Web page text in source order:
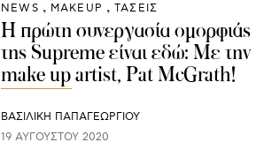
NEWS ΜAKEUP ΤΑΣΕΙΣ
Η πρώτη συνεργασία ομορφιάς
της Supreme είναι εδώ: Με την
make up artist, Pat McGrath!
ΒΑΣΙΛΙΚΗ ΠΑΠΑΓΕΩΡΓΙΟΥ
19 ΑΥΓΟΎΣΤΟΥ 2020